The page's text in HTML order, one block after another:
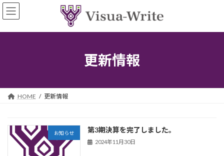
コ
ン
ン
ナ
ビ
ー
更新情報
HOME 更新情報
お知らせ 第3期決算を完了しました。
2024年11月30日